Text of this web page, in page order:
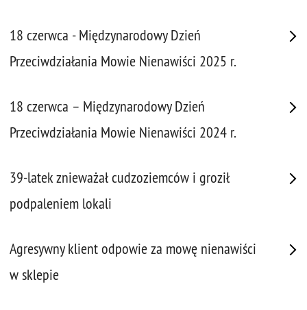
18 czerwca - Międzynarodowy Dzień
Przeciwdziałania Mowie Nienawiści 2025 r.
18 czerwca – Międzynarodowy Dzień
Przeciwdziałania Mowie Nienawiści 2024 r.
39-latek znieważał cudzoziemców i groził
podpaleniem lokali
Agresywny klient odpowie za mowę nienawiści
w sklepie